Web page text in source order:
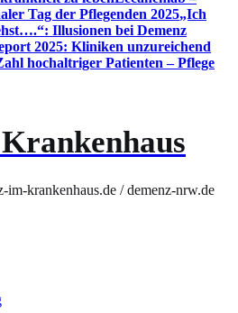
Tag der Pflegenden 2025„Ich
Illusionen bei Demenz
2025: Kliniken unzureichend
hochaltriger Patienten – Pflege
im-krankenhaus.de / demenz-nrw.de